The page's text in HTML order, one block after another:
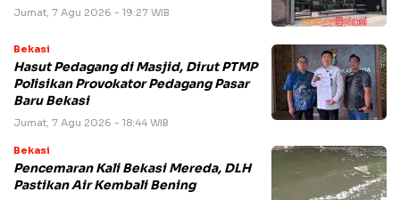
Jumat, 7 Agu 2026 - 19:27 WIB
Bekasi
Hasut Pedagang di Masjid, Dirut PTMP
Polisikan Provokator Pedagang Pasar
Baru Bekasi
Jumat, 7 Agu 2026 - 18:44 WIB
Bekasi
Pencemaran Kali Bekasi Mereda, DLH
Pastikan Air Kembali Bening